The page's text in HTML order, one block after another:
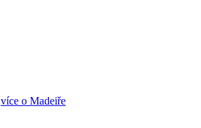
více o Madeiře